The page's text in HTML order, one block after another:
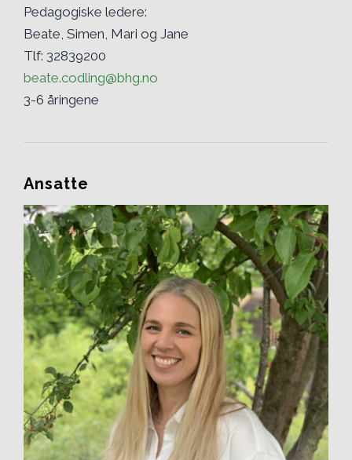
Pedagogiske ledere:
Beate, Simen, Mari og Jane
Tlf: 32839200
beate.codling@bhg.no
3-6 åringene
Ansatte